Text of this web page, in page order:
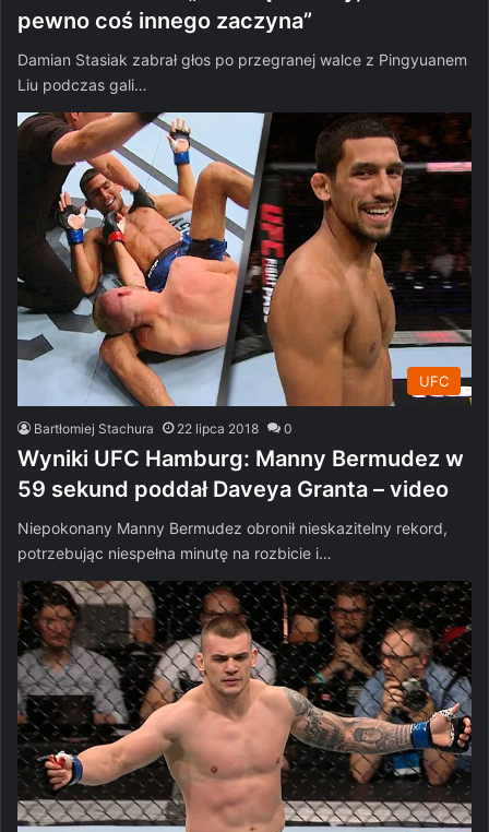
pewno coś innego zaczyna”
Damian Stasiak zabrał głos po przegranej walce z Pingyuanem
Liu podczas gali…
UFC
Bartłomiej Stachura 22 lipca 2018 0
Wyniki UFC Hamburg: Manny Bermudez w
59 sekund poddał Daveya Granta – video
Niepokonany Manny Bermudez obronił nieskazitelny rekord,
potrzebując niespełna minutę na rozbicie i…